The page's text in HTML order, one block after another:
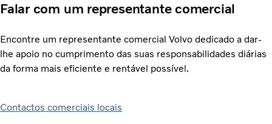
Falar com um representante comercial
Encontre um representante comercial Volvo dedicado a dar-
lhe apoio no cumprimento das suas responsabilidades diárias
da forma mais eficiente e rentável possível.
Contactos comerciais locais